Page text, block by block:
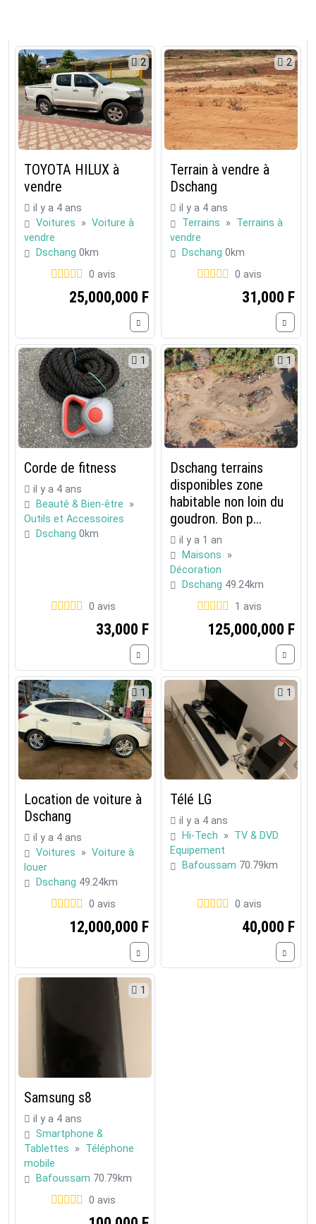
2
TOYOTA HILUX à
vendre
il y a 4 ans
Voitures » Voiture à
vendre
Dschang 0km
0 avis
25,000,000 F
2
Terrain à vendre à
Dschang
il y a 4 ans
Terrains » Terrains à
vendre
Dschang 0km
0 avis
31,000 F
1
Corde de fitness
il y a 4 ans
Beauté & Bien-être »
Outils et Accessoires
Dschang 0km
0 avis
33,000 F
1
Dschang terrains
disponibles zone
habitable non loin du
goudron. Bon p...
il y a 1 an
Maisons »
Décoration
Dschang 49.24km
1 avis
125,000,000 F
1
Location de voiture à
Dschang
il y a 4 ans
Voitures » Voiture à
louer
Dschang 49.24km
0 avis
12,000,000 F
1
Télé LG
il y a 4 ans
Hi-Tech » TV & DVD
Equipement
Bafoussam 70.79km
0 avis
40,000 F
1
Samsung s8
il y a 4 ans
Smartphone &
Tablettes » Téléphone
mobile
Bafoussam 70.79km
0 avis